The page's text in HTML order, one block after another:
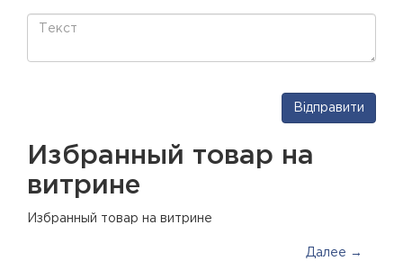
Відправити
Избранный товар на
витрине
Избранный товар на витрине
Далее →